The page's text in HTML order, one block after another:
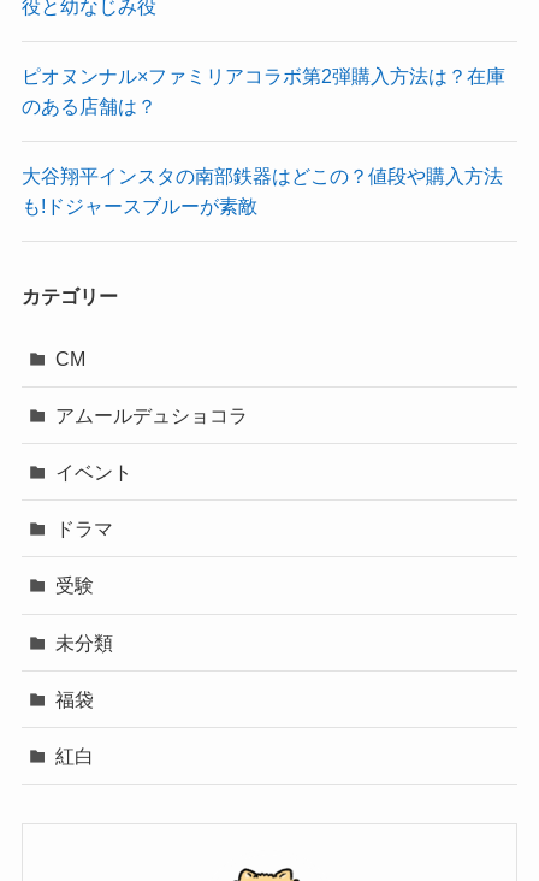
役と幼なじみ役
ピオヌンナル×ファミリアコラボ第2弾購入方法は？在庫
のある店舗は？
大谷翔平インスタの南部鉄器はどこの？値段や購入方法
も!ドジャースブルーが素敵
カテゴリー
CM
アムールデュショコラ
イベント
ドラマ
受験
未分類
福袋
紅白